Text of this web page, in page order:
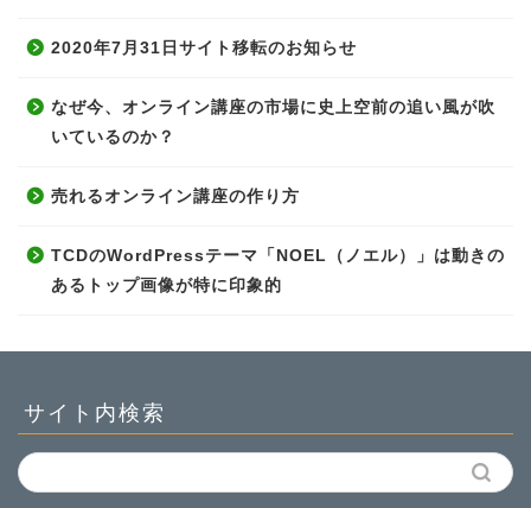
2020年7月31日サイト移転のお知らせ
なぜ今、オンライン講座の市場に史上空前の追い風が吹
いているのか？
売れるオンライン講座の作り方
TCDのWordPressテーマ「NOEL（ノエル）」は動きの
あるトップ画像が特に印象的
サイト内検索